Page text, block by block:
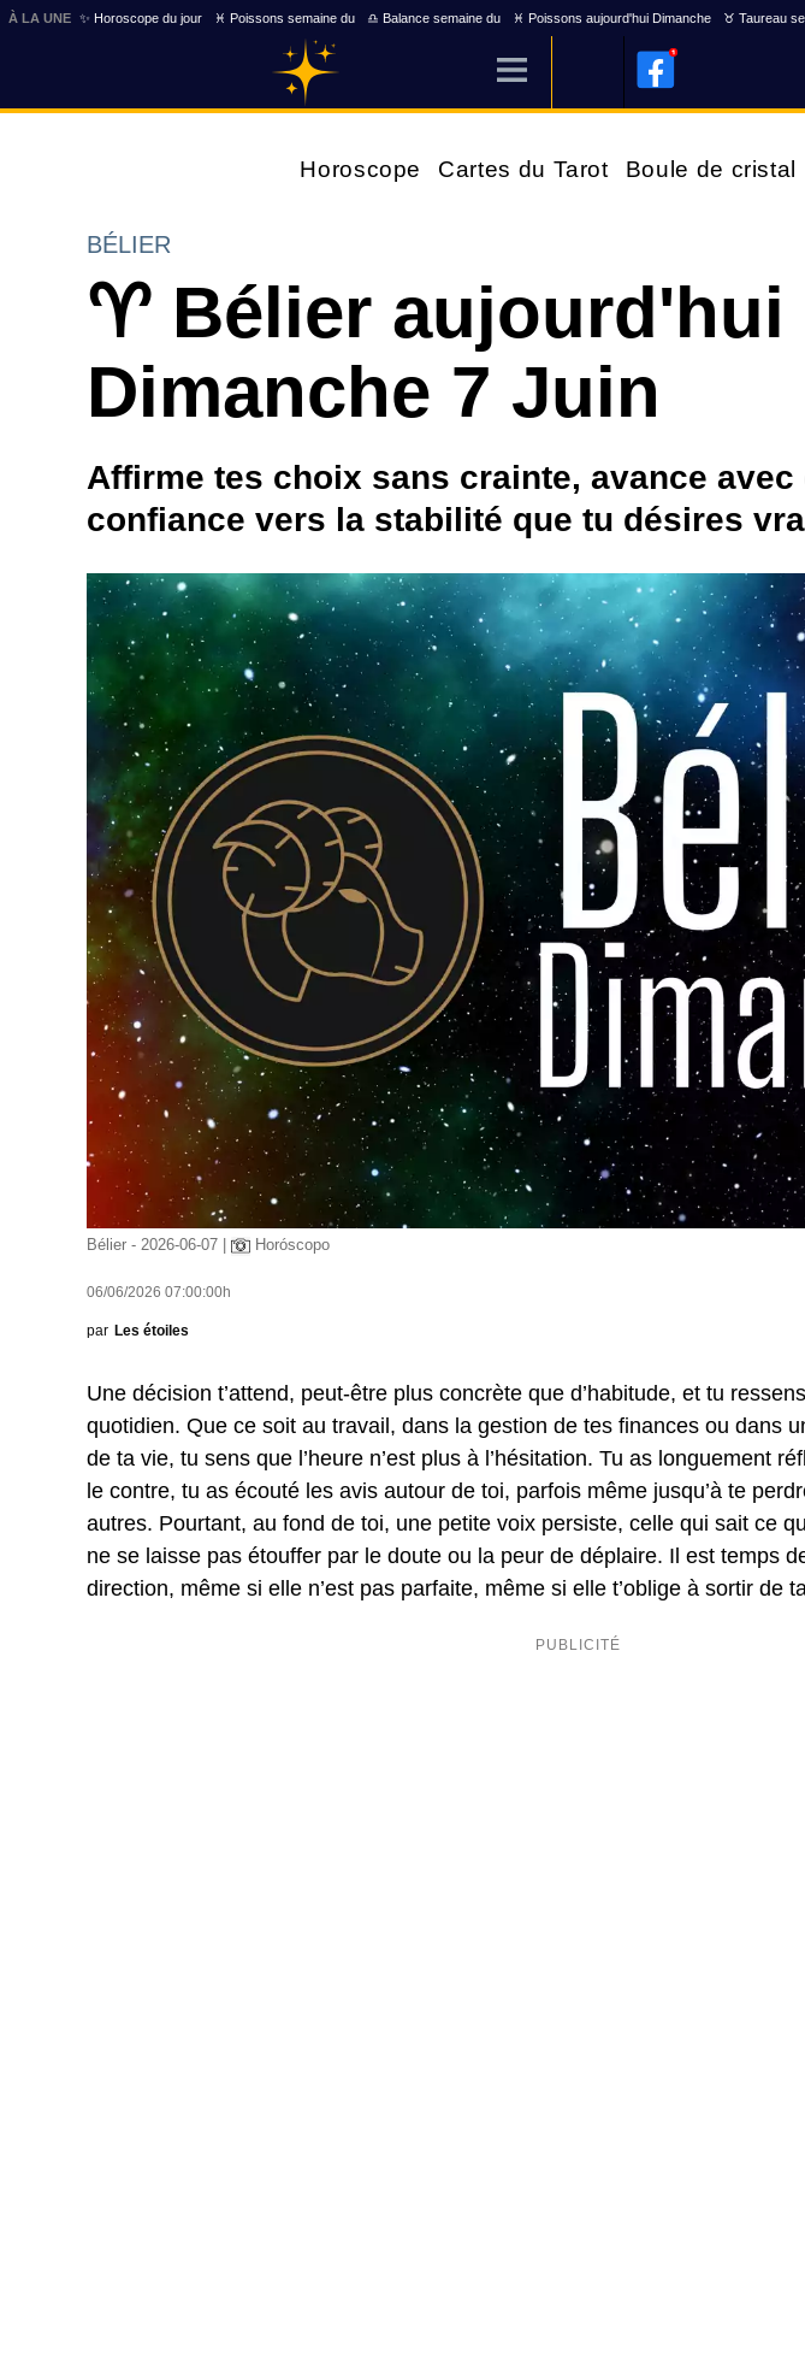
À LA UNE ✨ Horoscope du jour ♓ Poissons semaine du ♎ Balance semaine du ♓ Poissons aujourd'hui Dimanche ♉ Taureau
Horoscope Cartes du Tarot Boule de cristal
BÉLIER
♈ Bélier aujourd'hui
Dimanche 7 Juin
Affirme tes choix sans crainte, avance avec
confiance vers la stabilité que tu désires
Bélier - 2026-06-07 | Horóscopo
06/06/2026 07:00:00h
par Les étoiles
Une décision t’attend, peut-être plus concrète que d’habitude, et tu
quotidien. Que ce soit au travail, dans la gestion de tes finances ou dans
de ta vie, tu sens que l’heure n’est plus à l’hésitation. Tu as longuement
le contre, tu as écouté les avis autour de toi, parfois même jusqu’à te
autres. Pourtant, au fond de toi, une petite voix persiste, celle qui sait ce
ne se laisse pas étouffer par le doute ou la peur de déplaire. Il est temps
direction, même si elle n’est pas parfaite, même si elle t’oblige à sortir de